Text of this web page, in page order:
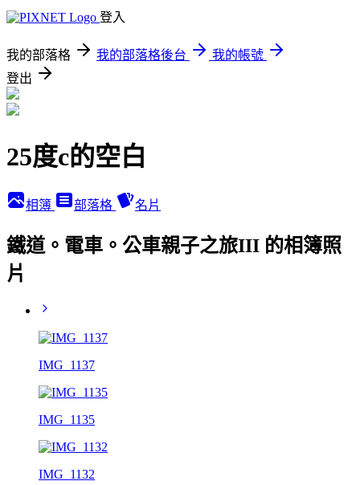
登入
我的部落格 我的部落格後台
我的帳號
登出
25度c的空白
相簿 部落格 名片
鐵道。電車。公車親子之旅III 的相簿照
片
IMG_1137
IMG_1135
IMG_1132